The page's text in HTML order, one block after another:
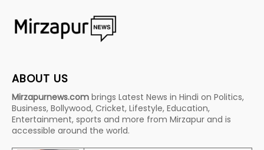
ABOUT US
Mirzapurnews.com brings Latest News in Hindi on Politics,
Business, Bollywood, Cricket, Lifestyle, Education,
Entertainment, sports and more from Mirzapur and is
accessible around the world.